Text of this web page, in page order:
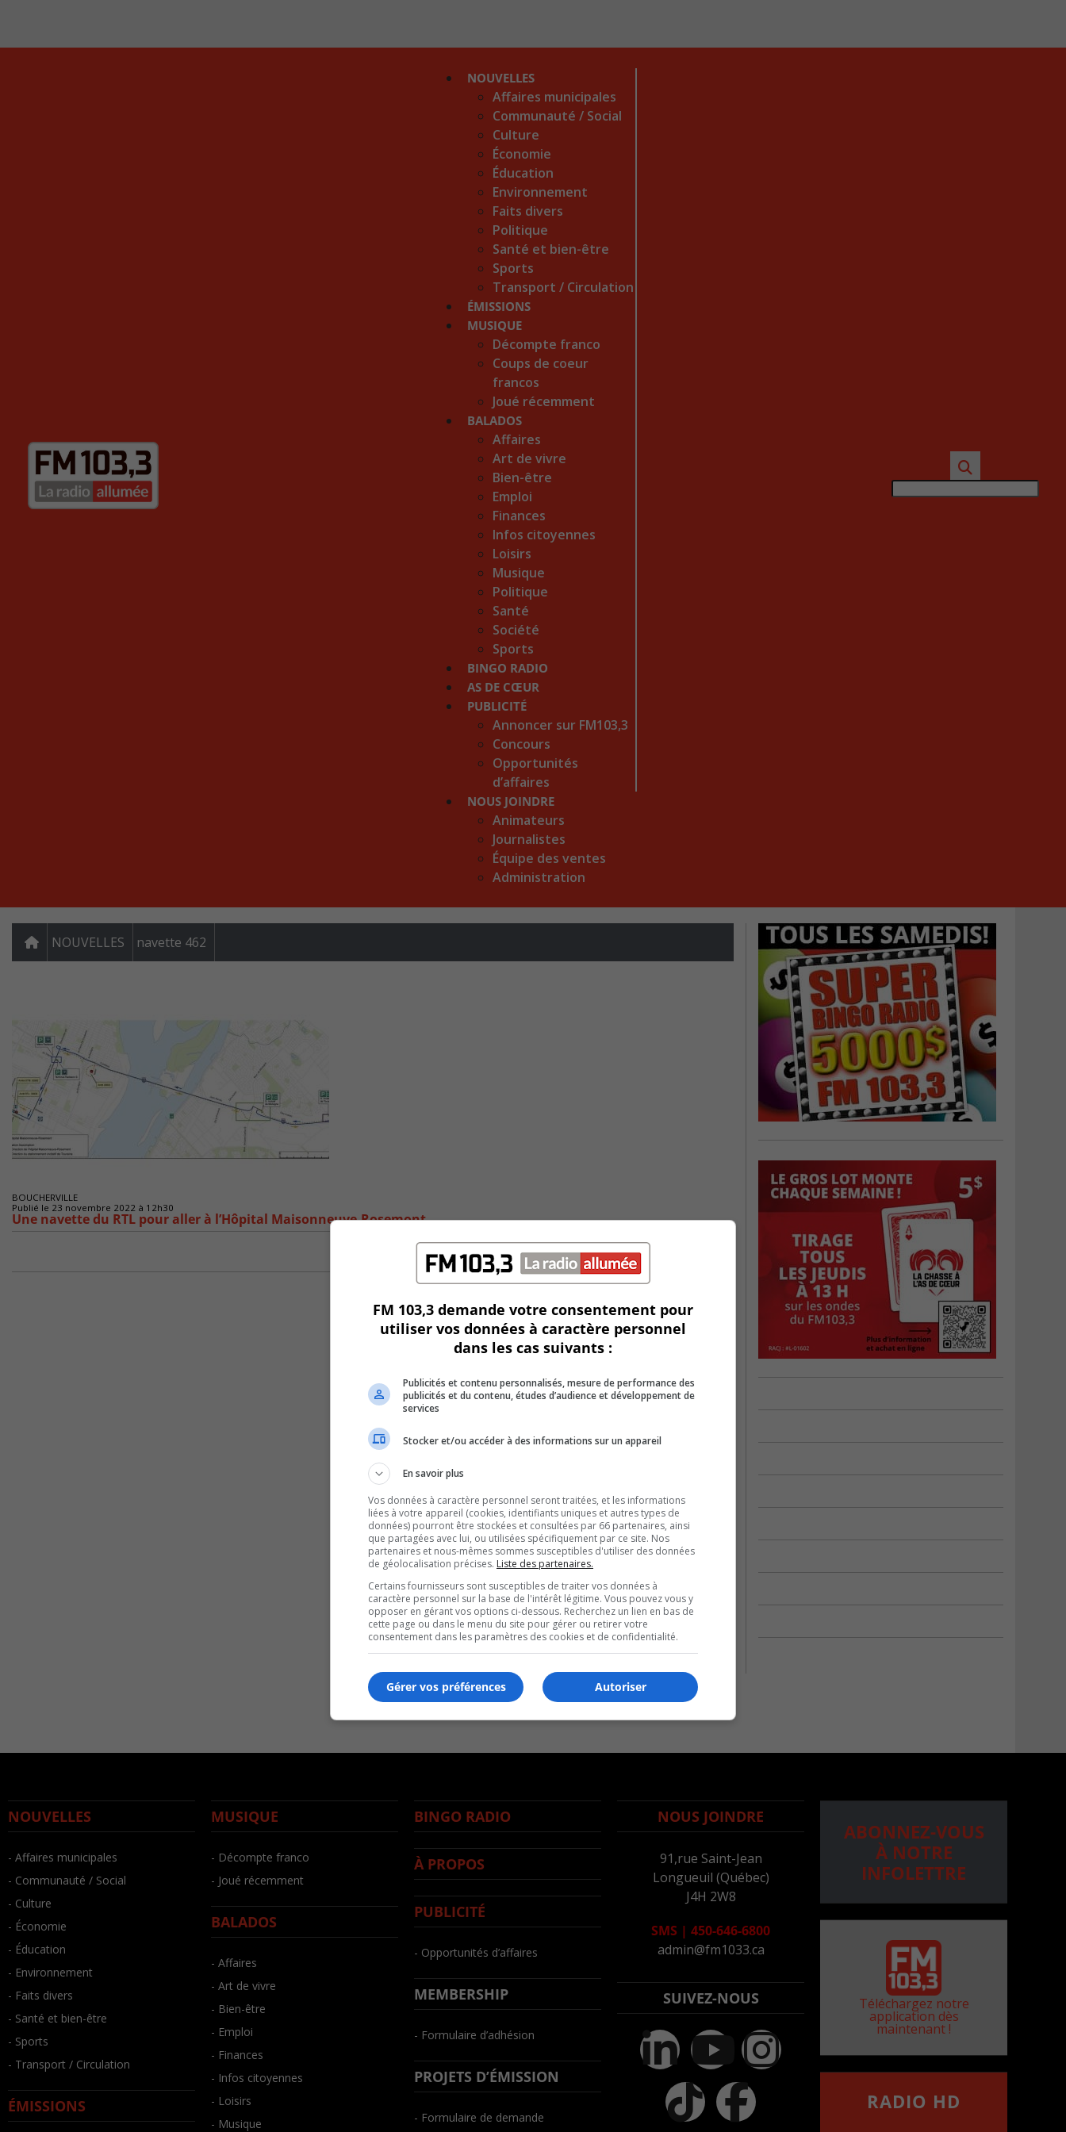
NOUVELLES
Affaires municipales
Communauté / Social
Culture
Économie
Éducation
Environnement
Faits divers
Politique
Santé et bien-être
Sports
Transport / Circulation
ÉMISSIONS
MUSIQUE
Décompte franco
Coups de coeur
francos
Joué récemment
BALADOS
Affaires
Art de vivre
Bien-être
Emploi
Finances
Infos citoyennes
Loisirs
Musique
Politique
Santé
Société
Sports
BINGO RADIO
AS DE CŒUR
PUBLICITÉ
Annoncer sur FM103,3
Concours
Opportunités
d’affaires
NOUS JOINDRE
Animateurs
Journalistes
Équipe des ventes
Administration
NOUVELLES navette 462
BOUCHERVILLE
Publié le 23 novembre 2022 à 12h30
Une navette du RTL pour aller à l’Hôpital Maisonneuve-Rosemont
NOUVELLES
- Affaires municipales
- Communauté / Social
- Culture
- Économie
- Éducation
- Environnement
- Faits divers
- Santé et bien-être
- Sports
- Transport / Circulation
ÉMISSIONS
MUSIQUE
- Décompte franco
- Joué récemment
BALADOS
- Affaires
- Art de vivre
- Bien-être
- Emploi
- Finances
- Infos citoyennes
- Loisirs
- Musique
BINGO RADIO
À PROPOS
PUBLICITÉ
- Opportunités d’affaires
MEMBERSHIP
- Formulaire d’adhésion
PROJETS D’ÉMISSION
- Formulaire de demande
NOUS JOINDRE
91,rue Saint-Jean
Longueuil (Québec)
J4H 2W8
SMS | 450-646-6800
admin@fm1033.ca
SUIVEZ-NOUS
ABONNEZ-VOUS
À NOTRE
INFOLETTRE
Téléchargez notre
application dès
maintenant !
RADIO HD
FM 103,3 demande votre consentement pour
utiliser vos données à caractère personnel
dans les cas suivants :
Publicités et contenu personnalisés, mesure de performance des
publicités et du contenu, études d’audience et développement de
services
Stocker et/ou accéder à des informations sur un appareil
En savoir plus
Vos données à caractère personnel seront traitées, et les informations
liées à votre appareil (cookies, identifiants uniques et autres types de
données) pourront être stockées et consultées par 66 partenaires, ainsi
que partagées avec lui, ou utilisées spécifiquement par ce site. Nos
partenaires et nous-mêmes sommes susceptibles d'utiliser des données
de géolocalisation précises. Liste des partenaires.
Certains fournisseurs sont susceptibles de traiter vos données à
caractère personnel sur la base de l'intérêt légitime. Vous pouvez vous y
opposer en gérant vos options ci-dessous. Recherchez un lien en bas de
cette page ou dans le menu du site pour gérer ou retirer votre
consentement dans les paramètres des cookies et de confidentialité.
Autoriser
Gérer vos préférences